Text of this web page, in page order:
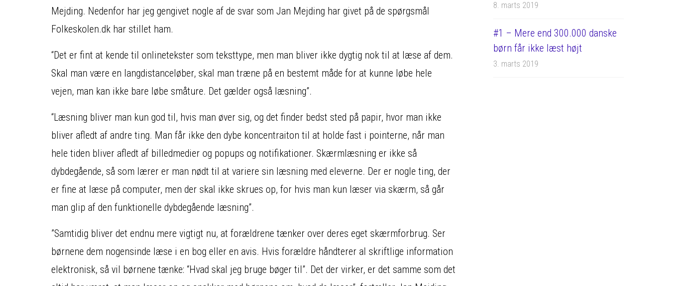
Mejding. Nedenfor har jeg gengivet nogle af de svar som Jan Mejding har givet på de spørgsmål
Folkeskolen.dk har stillet ham.
“Det er fint at kende til onlinetekster som teksttype, men man bliver ikke dygtig nok til at læse af dem.
Skal man være en langdistanceløber, skal man træne på en bestemt måde for at kunne løbe hele
vejen, man kan ikke bare løbe småture. Det gælder også læsning”.
“Læsning bliver man kun god til, hvis man øver sig, og det finder bedst sted på papir, hvor man ikke
bliver afledt af andre ting. Man får ikke den dybe koncentraiton til at holde fast i pointerne, når man
hele tiden bliver afledt af billedmedier og popups og notifikationer. Skærmlæsning er ikke så
dybdegående, så som lærer er man nødt til at variere sin læsning med eleverne. Der er nogle ting, der
er fine at læse på computer, men der skal ikke skrues op, for hvis man kun læser via skærm, så går
man glip af den funktionelle dybdegående læsning”.
”Samtidig bliver det endnu mere vigtigt nu, at forældrene tænker over deres eget skærmforbrug. Ser
børnene dem nogensinde læse i en bog eller en avis. Hvis forældre håndterer al skriftlige information
elektronisk, så vil børnene tænke: “Hvad skal jeg bruge bøger til”. Det der virker, er det samme som det
8. marts 2019
#1 – Mere end 300.000 danske
børn får ikke læst højt
3. marts 2019